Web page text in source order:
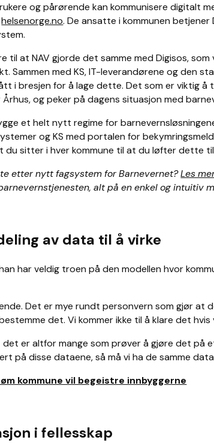
og pårørende kan kommunisere digitalt
helsenorge.no. De ansatte i kommunen betjener
til at NAV gjorde det samme med Digisos, som
Sammen med KS, IT-leverandørene og den
i bresjen for å lage dette. Det som er viktig å
og peker på dagens situasjon med
et helt nytt regime for
og KS med portalen for
sitter i hver kommune til at du løfter dette til
etter nytt fagsystem for Barnevernet?Les
alt på en enkel og intuitiv
av data til å virke
har veldig troen på den modellen hvor
Det er mye rundt personvern som gjør at
det. Vi kommer ikke til å klare det
er altfor mange som prøver å gjøre det på
på disse dataene, så må vi ha de samme
kommune vil begeistre innbyggerne
i fellesskap